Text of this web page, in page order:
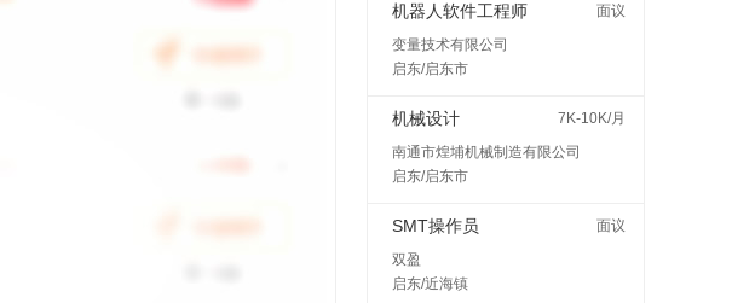
机器人软件工程师
面议
变量技术有限公司
启东/启东市
机械设计
7K-10K/月
南通市煌埔机械制造有限公司
启东/启东市
SMT操作员
面议
双盈
启东/近海镇